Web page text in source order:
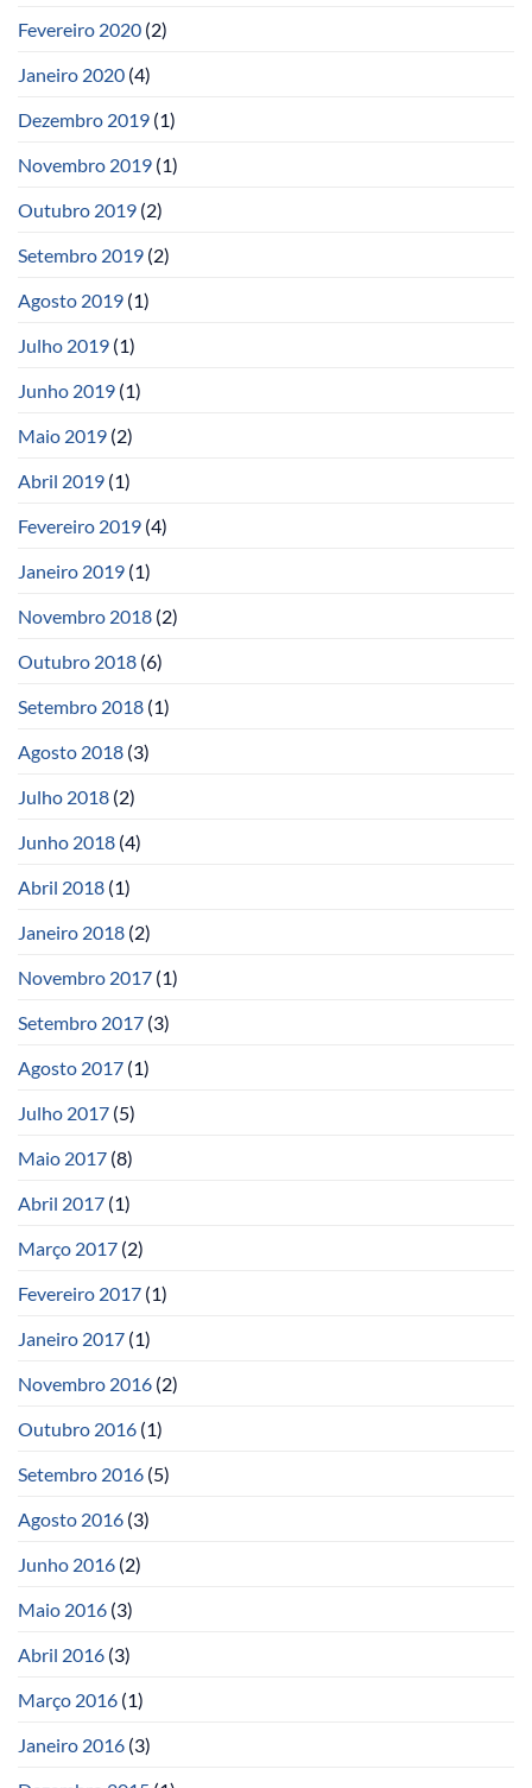
Fevereiro 2020 (2)
Janeiro 2020 (4)
Dezembro 2019 (1)
Novembro 2019 (1)
Outubro 2019 (2)
Setembro 2019 (2)
Agosto 2019 (1)
Julho 2019 (1)
Junho 2019 (1)
Maio 2019 (2)
Abril 2019 (1)
Fevereiro 2019 (4)
Janeiro 2019 (1)
Novembro 2018 (2)
Outubro 2018 (6)
Setembro 2018 (1)
Agosto 2018 (3)
Julho 2018 (2)
Junho 2018 (4)
Abril 2018 (1)
Janeiro 2018 (2)
Novembro 2017 (1)
Setembro 2017 (3)
Agosto 2017 (1)
Julho 2017 (5)
Maio 2017 (8)
Abril 2017 (1)
Março 2017 (2)
Fevereiro 2017 (1)
Janeiro 2017 (1)
Novembro 2016 (2)
Outubro 2016 (1)
Setembro 2016 (5)
Agosto 2016 (3)
Junho 2016 (2)
Maio 2016 (3)
Abril 2016 (3)
Março 2016 (1)
Janeiro 2016 (3)